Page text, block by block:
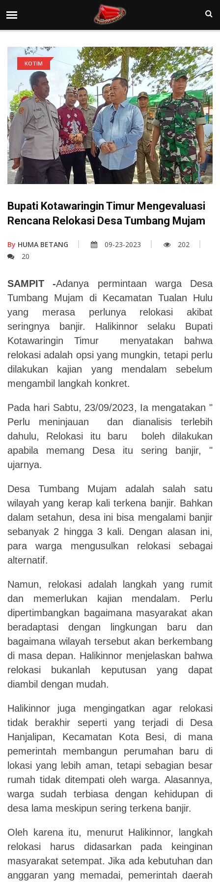
KOTIM
Bupati Kotawaringin Timur Mengevaluasi
Rencana Relokasi Desa Tumbang Mujam
By HUMA BETANG 09-23-2023
202
20
SAMPIT -Adanya permintaan warga Desa
Tumbang Mujam di Kecamatan Tualan Hulu
yang merasa perlunya relokasi akibat
seringnya banjir. Halikinnor selaku Bupati
Kotawaringin Timur menyatakan bahwa
relokasi adalah opsi yang mungkin, tetapi perlu
dilakukan kajian yang mendalam sebelum
mengambil langkah konkret.
Pada hari Sabtu, 23/09/2023, Ia mengatakan "
Perlu meninjauan dan dianalisis terlebih
dahulu, Relokasi itu baru boleh dilakukan
apabila memang Desa itu sering banjir, "
ujarnya.
Desa Tumbang Mujam adalah salah satu
wilayah yang kerap kali terkena banjir. Bahkan
dalam setahun, desa ini bisa mengalami banjir
sebanyak 2 hingga 3 kali. Dengan alasan ini,
para warga mengusulkan relokasi sebagai
alternatif.
Namun, relokasi adalah langkah yang rumit
dan memerlukan kajian mendalam. Perlu
dipertimbangkan bagaimana masyarakat akan
beradaptasi dengan lingkungan baru dan
bagaimana wilayah tersebut akan berkembang
di masa depan. Halikinnor menjelaskan bahwa
relokasi bukanlah keputusan yang dapat
diambil dengan mudah.
Halikinnor juga mengingatkan agar relokasi
tidak berakhir seperti yang terjadi di Desa
Hanjalipan, Kecamatan Kota Besi, di mana
pemerintah membangun perumahan baru di
lokasi yang lebih aman, tetapi sebagian besar
rumah tidak ditempati oleh warga. Alasannya,
warga sudah terbiasa dengan kehidupan di
desa lama meskipun sering terkena banjir.
Oleh karena itu, menurut Halikinnor, langkah
relokasi harus didasarkan pada keinginan
masyarakat setempat. Jika ada kebutuhan dan
anggaran yang memadai, pemerintah daerah